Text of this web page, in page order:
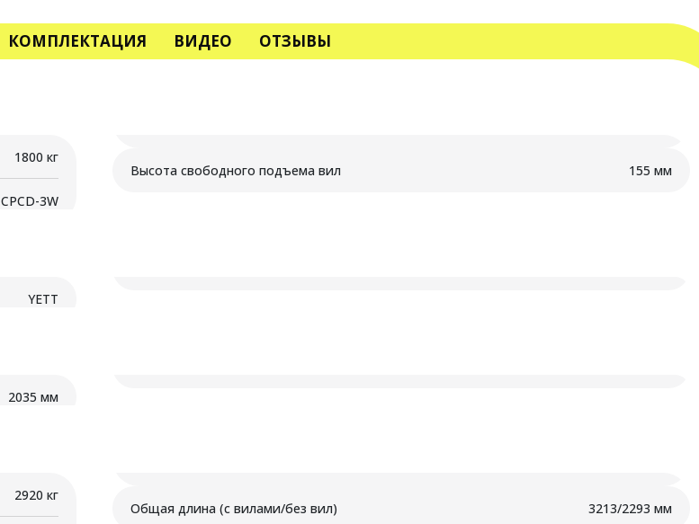
КОМПЛЕКТАЦИЯ ВИДЕО ОТЗЫВЫ
1800 кг
CPCD-3W
Высота свободного подъема вил 155 мм
YETT
2035 мм
2920 кг
Общая длина (с вилами/без вил) 3213/2293 мм